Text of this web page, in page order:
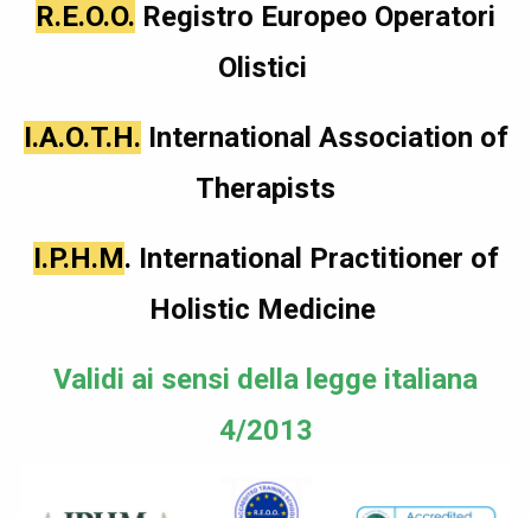
R.E.O.O. Registro Europeo Operatori
Olistici
I.A.O.T.H. International Association of
Therapists
I.P.H.M. International Practitioner of
Holistic Medicine
Validi ai sensi della legge italiana
4/2013